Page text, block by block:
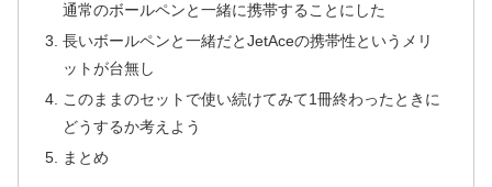
通常のボールペンと一緒に携帯することにした
長いボールペンと一緒だとJetAceの携帯性というメリ
ットが台無し
このままのセットで使い続けてみて1冊終わったときに
どうするか考えよう
まとめ